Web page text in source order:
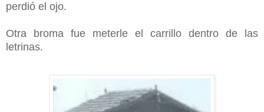
perdió el ojo.
Otra broma fue meterle el carrillo dentro de las
letrinas.